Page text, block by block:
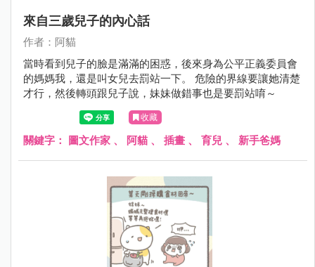
來自三歲兒子的內心話
作者：阿貓
當時看到兒子的臉是滿滿的困惑，後來身為公平正義委員會
的媽媽我，還是叫女兒去罰站一下。 危險的界線要讓她清楚
才行，然後轉頭跟兒子說，妹妹做錯事也是要罰站唷～
收藏
關鍵字： 圖文作家 、 阿貓 、 插畫 、 育兒 、 新手爸媽